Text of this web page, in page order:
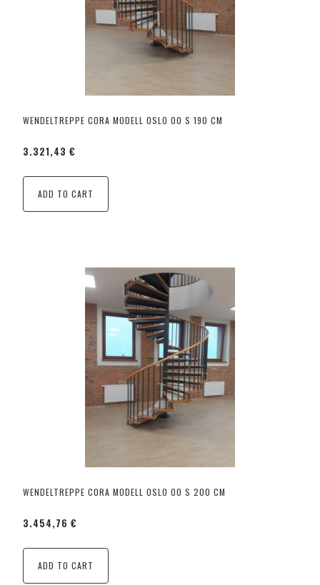
WENDELTREPPE CORA MODELL OSLO 00 S 190 CM
3.321,43 €
ADD TO CART
WENDELTREPPE CORA MODELL OSLO 00 S 200 CM
3.454,76 €
ADD TO CART